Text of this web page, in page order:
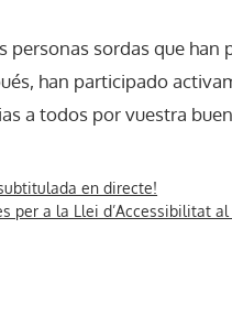
personas sordas que
han participado
a todos por vuestra
en directe!
per a la Llei d’Accessibilitat